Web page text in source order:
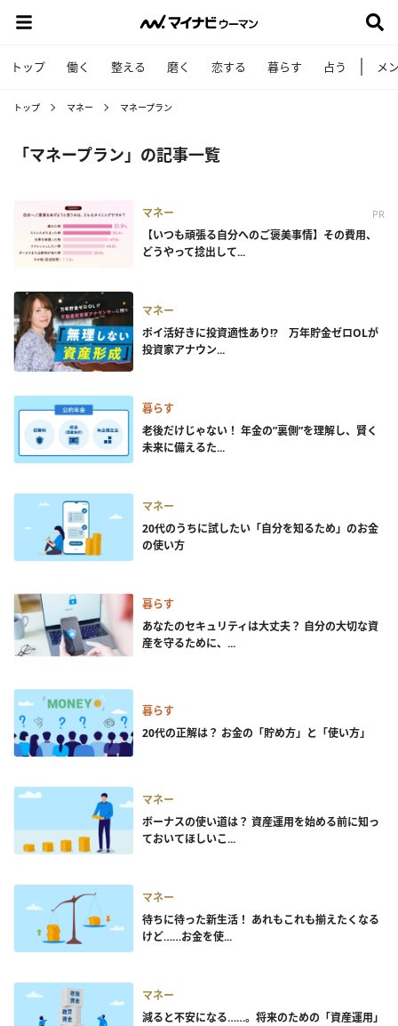
トップ 働く 整える 磨く 恋する 暮らす 占う メ
トップ マネー マネープラン
「マネープラン」の記事一覧
マネー PR
【いつも頑張る自分へのご褒美事情】その費用、
どうやって捻出して...
マネー
ポイ活好きに投資適性あり!? 万年貯金ゼロOLが
投資家アナウン...
暮らす
老後だけじゃない！ 年金の”裏側”を理解し、賢く
未来に備えるた...
マネー
20代のうちに試したい「自分を知るため」のお金
の使い方
暮らす
あなたのセキュリティは大丈夫？ 自分の大切な資
産を守るために、...
暮らす
20代の正解は？ お金の「貯め方」と「使い方」
マネー
ボーナスの使い道は？ 資産運用を始める前に知っ
ておいてほしいこ...
マネー
待ちに待った新生活！ あれもこれも揃えたくなる
けど……お金を使...
マネー
減ると不安になる……。将来のための「資産運用」